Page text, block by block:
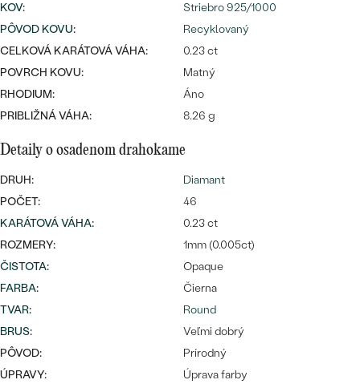
Bestsellery
KOV:
Striebro 925/1000
PÔVOD KOVU:
Recyklovaný
CELKOVÁ KARÁTOVÁ VÁHA:
0.23 ct
POVRCH KOVU:
Matný
RHODIUM:
Áno
PRIBLIŽNÁ VÁHA:
8.26 g
Detaily o osadenom drahokame
DRUH:
Diamant
POČET:
46
KARÁTOVÁ VÁHA:
0.23 ct
ROZMERY:
1mm (0.005ct)
ČISTOTA:
Opaque
FARBA:
Čierna
TVAR:
Round
BRUS:
Veľmi dobrý
PÔVOD:
Prírodný
ÚPRAVY:
Úprava farby